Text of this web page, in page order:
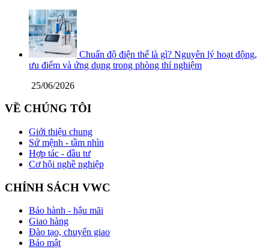
Chuẩn độ điện thế là gì? Nguyên lý hoạt động,
ưu điểm và ứng dụng trong phòng thí nghiệm
25/06/2026
VỀ CHÚNG TÔI
Giới thiệu chung
Sứ mệnh - tầm nhìn
Hợp tác - đầu tư
Cơ hội nghề nghiệp
CHÍNH SÁCH VWC
Bảo hành - hậu mãi
Giao hàng
Đào tạo, chuyển giao
Bảo mật